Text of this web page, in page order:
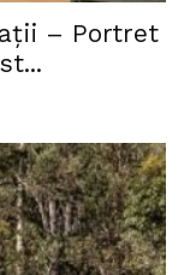
– Portret